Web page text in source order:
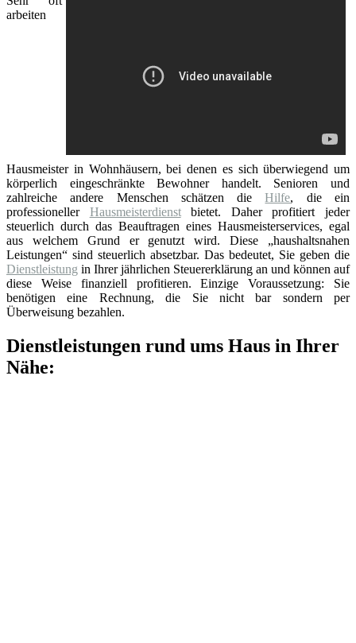
arbeiten
Hausmeister in Wohnhäusern, bei denen es sich überwiegend um
körperlich eingeschränkte Bewohner handelt. Senioren und
zahlreiche andere Menschen schätzen dieHilfe, die ein
professioneller Hausmeisterdienstbietet. Daher profitiert jeder
steuerlich durch das Beauftragen eines Hausmeisterservices, egal
aus welchem Grund er genutzt wird. Diese „haushaltsnahen
Leistungen“ sind steuerlich absetzbar. Das bedeutet, Sie geben die
Dienstleistung in Ihrer jährlichen Steuererklärung an und können auf
diese Weise finanziell profitieren. Einzige Voraussetzung: Sie
benötigen eine Rechnung, die Sie nicht bar sondern per
Überweisung bezahlen.
Dienstleistungen rund ums Haus in Ihrer
Nähe: